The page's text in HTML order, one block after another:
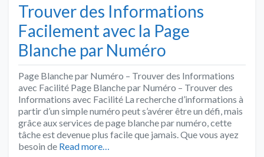
Trouver des Informations
Facilement avec la Page
Blanche par Numéro
Page Blanche par Numéro – Trouver des Informations
avec Facilité Page Blanche par Numéro – Trouver des
Informations avec Facilité La recherche d’informations à
partir d’un simple numéro peut s’avérer être un défi, mais
grâce aux services de page blanche par numéro, cette
tâche est devenue plus facile que jamais. Que vous ayez
besoin de Read more…